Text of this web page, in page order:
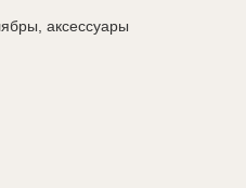
аксессуары